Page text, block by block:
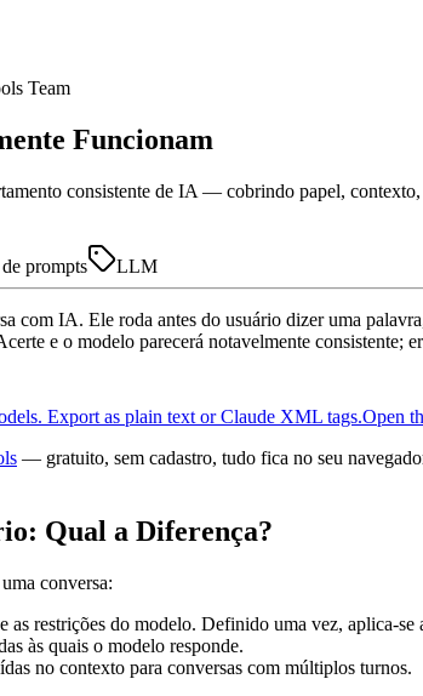
Team
Funcionam
consistente de IA — cobrindo papel,
prompts LLM
com IA. Ele roda antes do usuário dizer uma
e o modelo parecerá notavelmente consistente;
Export as plain text or Claude XML tags.Open
— gratuito, sem cadastro, tudo fica no seu
Qual a Diferença?
conversa:
restrições do modelo. Definido uma vez, aplica-se
às quais o modelo responde.
no contexto para conversas com múltiplos turnos.